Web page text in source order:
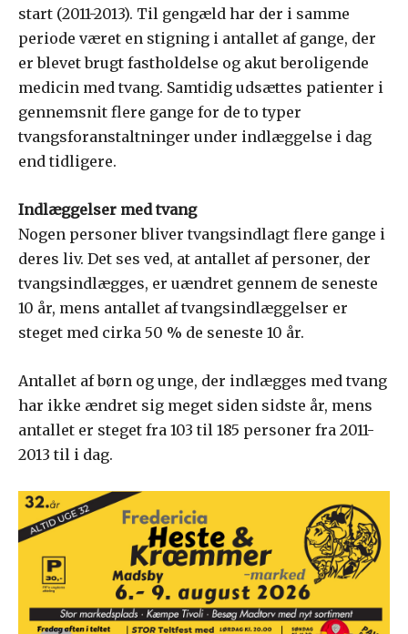
start (2011-2013). Til gengæld har der i samme
periode været en stigning i antallet af gange, der
er blevet brugt fastholdelse og akut beroligende
medicin med tvang. Samtidig udsættes patienter i
gennemsnit flere gange for de to typer
tvangsforanstaltninger under indlæggelse i dag
end tidligere.
Indlæggelser med tvang
Nogen personer bliver tvangsindlagt flere gange i
deres liv. Det ses ved, at antallet af personer, der
tvangsindlægges, er uændret gennem de seneste
10 år, mens antallet af tvangsindlæggelser er
steget med cirka 50 % de seneste 10 år.
Antallet af børn og unge, der indlægges med tvang
har ikke ændret sig meget siden sidste år, mens
antallet er steget fra 103 til 185 personer fra 2011-
2013 til i dag.